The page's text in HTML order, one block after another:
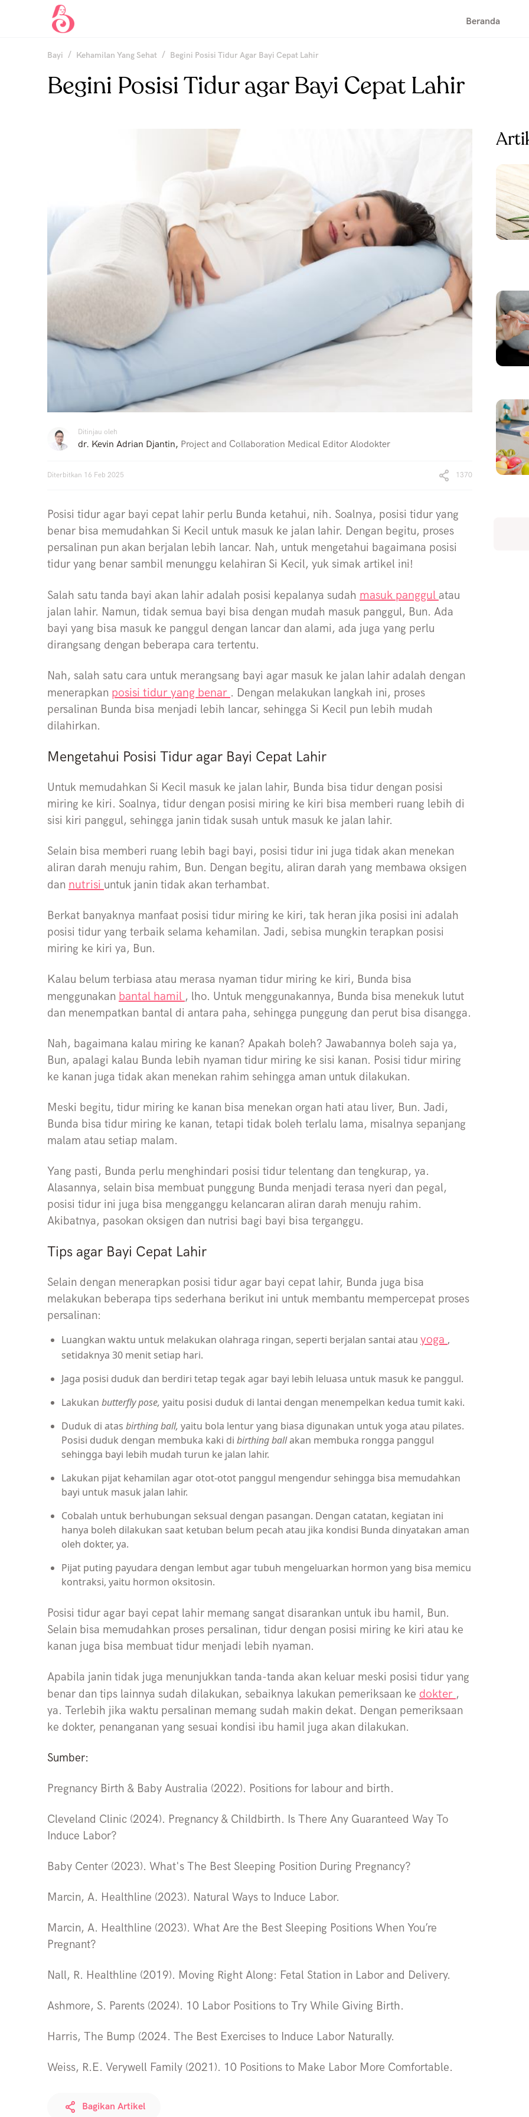
Beranda
Bayi / Kehamilan Yang Sehat / Begini Posisi Tidur Agar Bayi Cepat Lahir
Begini Posisi Tidur agar Bayi Cepat Lahir
Ditinjau oleh
dr. Kevin Adrian Djantin, Project and Collaboration Medical Editor Alodokter
Diterbitkan 16 Feb 2025 1370
Posisi tidur agar bayi cepat lahir perlu Bunda ketahui, nih. Soalnya, posisi tidur yang
benar bisa memudahkan Si Kecil untuk masuk ke jalan lahir. Dengan begitu, proses
persalinan pun akan berjalan lebih lancar. Nah, untuk mengetahui bagaimana posisi
tidur yang benar sambil menunggu kelahiran Si Kecil, yuk simak artikel ini!
Salah satu tanda bayi akan lahir adalah posisi kepalanya sudah masuk panggul atau
jalan lahir. Namun, tidak semua bayi bisa dengan mudah masuk panggul, Bun. Ada
bayi yang bisa masuk ke panggul dengan lancar dan alami, ada juga yang perlu
dirangsang dengan beberapa cara tertentu.
Nah, salah satu cara untuk merangsang bayi agar masuk ke jalan lahir adalah dengan
menerapkan posisi tidur yang benar . Dengan melakukan langkah ini, proses
persalinan Bunda bisa menjadi lebih lancar, sehingga Si Kecil pun lebih mudah
dilahirkan.
Mengetahui Posisi Tidur agar Bayi Cepat Lahir
Untuk memudahkan Si Kecil masuk ke jalan lahir, Bunda bisa tidur dengan posisi
miring ke kiri. Soalnya, tidur dengan posisi miring ke kiri bisa memberi ruang lebih di
sisi kiri panggul, sehingga janin tidak susah untuk masuk ke jalan lahir.
Selain bisa memberi ruang lebih bagi bayi, posisi tidur ini juga tidak akan menekan
aliran darah menuju rahim, Bun. Dengan begitu, aliran darah yang membawa oksigen
dan nutrisi untuk janin tidak akan terhambat.
Berkat banyaknya manfaat posisi tidur miring ke kiri, tak heran jika posisi ini adalah
posisi tidur yang terbaik selama kehamilan. Jadi, sebisa mungkin terapkan posisi
miring ke kiri ya, Bun.
Kalau belum terbiasa atau merasa nyaman tidur miring ke kiri, Bunda bisa
menggunakan bantal hamil , lho. Untuk menggunakannya, Bunda bisa menekuk lutut
dan menempatkan bantal di antara paha, sehingga punggung dan perut bisa disangga.
Nah, bagaimana kalau miring ke kanan? Apakah boleh? Jawabannya boleh saja ya,
Bun, apalagi kalau Bunda lebih nyaman tidur miring ke sisi kanan. Posisi tidur miring
ke kanan juga tidak akan menekan rahim sehingga aman untuk dilakukan.
Meski begitu, tidur miring ke kanan bisa menekan organ hati atau liver, Bun. Jadi,
Bunda bisa tidur miring ke kanan, tetapi tidak boleh terlalu lama, misalnya sepanjang
malam atau setiap malam.
Yang pasti, Bunda perlu menghindari posisi tidur telentang dan tengkurap, ya.
Alasannya, selain bisa membuat punggung Bunda menjadi terasa nyeri dan pegal,
posisi tidur ini juga bisa mengganggu kelancaran aliran darah menuju rahim.
Akibatnya, pasokan oksigen dan nutrisi bagi bayi bisa terganggu.
Tips agar Bayi Cepat Lahir
Selain dengan menerapkan posisi tidur agar bayi cepat lahir, Bunda juga bisa
melakukan beberapa tips sederhana berikut ini untuk membantu mempercepat proses
persalinan:
Luangkan waktu untuk melakukan olahraga ringan, seperti berjalan santai atau yoga ,
setidaknya 30 menit setiap hari.
Jaga posisi duduk dan berdiri tetap tegak agar bayi lebih leluasa untuk masuk ke panggul.
Lakukan butterfly pose, yaitu posisi duduk di lantai dengan menempelkan kedua tumit kaki.
Duduk di atas birthing ball, yaitu bola lentur yang biasa digunakan untuk yoga atau pilates.
Posisi duduk dengan membuka kaki di birthing ballakan membuka rongga panggul
sehingga bayi lebih mudah turun ke jalan lahir.
Lakukan pijat kehamilan agar otot-otot panggul mengendur sehingga bisa memudahkan
bayi untuk masuk jalan lahir.
Cobalah untuk berhubungan seksual dengan pasangan. Dengan catatan, kegiatan ini
hanya boleh dilakukan saat ketuban belum pecah atau jika kondisi Bunda dinyatakan aman
oleh dokter, ya.
Pijat puting payudara dengan lembut agar tubuh mengeluarkan hormon yang bisa memicu
kontraksi, yaitu hormon oksitosin.
Posisi tidur agar bayi cepat lahir memang sangat disarankan untuk ibu hamil, Bun.
Selain bisa memudahkan proses persalinan, tidur dengan posisi miring ke kiri atau ke
kanan juga bisa membuat tidur menjadi lebih nyaman.
Apabila janin tidak juga menunjukkan tanda-tanda akan keluar meski posisi tidur yang
benar dan tips lainnya sudah dilakukan, sebaiknya lakukan pemeriksaan ke dokter ,
ya. Terlebih jika waktu persalinan memang sudah makin dekat. Dengan pemeriksaan
ke dokter, penanganan yang sesuai kondisi ibu hamil juga akan dilakukan.
Sumber:
Pregnancy Birth & Baby Australia (2022). Positions for labour and birth.
Cleveland Clinic (2024). Pregnancy & Childbirth. Is There Any Guaranteed Way To
Induce Labor?
Baby Center (2023). What's The Best Sleeping Position During Pregnancy?
Marcin, A. Healthline (2023). Natural Ways to Induce Labor.
Marcin, A. Healthline (2023). What Are the Best Sleeping Positions When You’re
Pregnant?
Nall, R. Healthline (2019). Moving Right Along: Fetal Station in Labor and Delivery.
Ashmore, S. Parents (2024). 10 Labor Positions to Try While Giving Birth.
Harris, The Bump (2024. The Best Exercises to Induce Labor Naturally.
Weiss, R.E. Verywell Family (2021). 10 Positions to Make Labor More Comfortable.
Bagikan Artikel